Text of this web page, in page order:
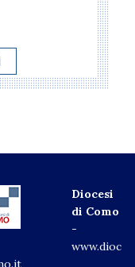
Diocesi
di Como
-
www.dioc